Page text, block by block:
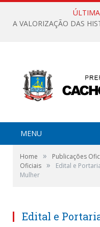
MENU
Home » Publicações
Oficiais »
Edital e
Mulher
Edital e